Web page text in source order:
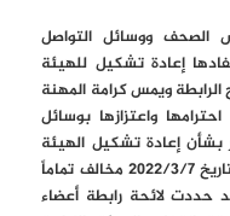
ووسائل التواصل
إعادة تشكيل للهيئة
الرابطة ويمس كرامة المهنة
واعتزازها بوسائل
بشأن إعادة تشكيل الهيئة
الإدارية للرابطة بموجب اجتماعها الرابع بتاريخ 2022/3/7 مخالف تماماً
حددت لائحة رابطة أعضاء